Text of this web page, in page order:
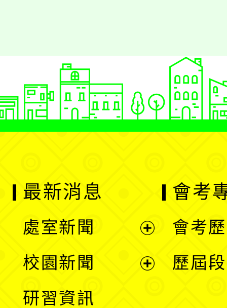
最新消息
處室新聞
校園新聞
研習資訊
會考
會考
歷屆